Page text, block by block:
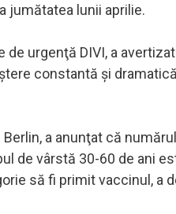
jumătatea lunii aprilie.
urgenţă DIVI, a
constantă şi
a anunţat că
de vârstă 30-60 de ani
să fi primit vaccinul, a